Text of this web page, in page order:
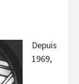
Depuis
1969,